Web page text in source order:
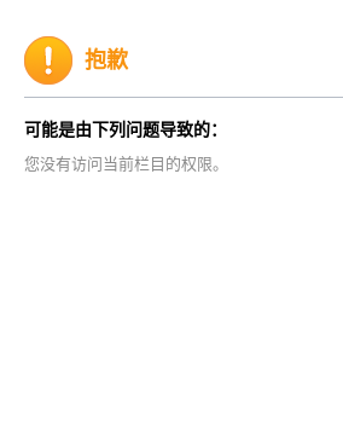
抱歉
可能是由下列问题导致的：
您没有访问当前栏目的权限。